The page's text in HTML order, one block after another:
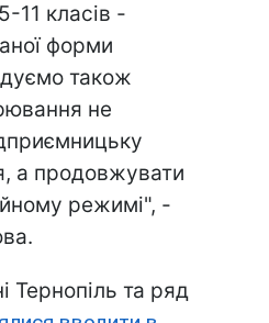
11 класів -
форми
також
не
а продовжувати
режимі", -
Тернопіль та ряд